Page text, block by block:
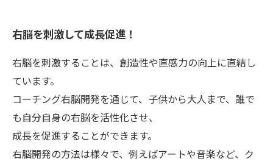
右脳を刺激して成長促進！
右脳を刺激することは、創造性や直感力の向上に直結し
ています。
コーチング右脳開発を通じて、子供から大人まで、誰で
も自分自身の右脳を活性化させ、
成長を促進することができます。
右脳開発の方法は様々で、例えばアートや音楽など、ク